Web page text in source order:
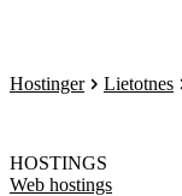
Hostinger Lietotnes
HOSTINGS
Web hostings